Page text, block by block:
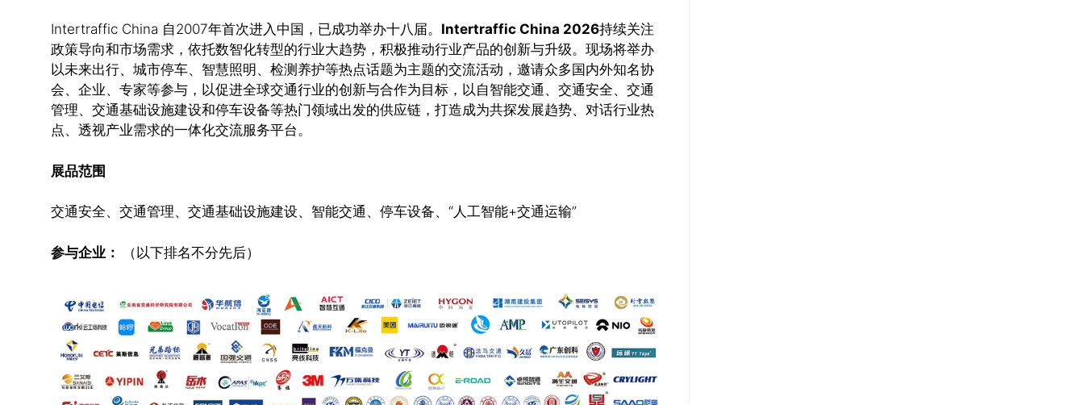
Intertraffic China 自2007年首次进入中国，已成功举办十八届。 Intertraffic China 2026持续关注
政策导向和市场需求，依托数智化转型的行业大趋势，积极推动行业产品的创新与升级。现场将举办
以未来出行、城市停车、智慧照明、检测养护等热点话题为主题的交流活动，邀请众多国内外知名协
会、企业、专家等参与，以促进全球交通行业的创新与合作为目标，以自智能交通、交通安全、交通
管理、交通基础设施建设和停车设备等热门领域出发的供应链，打造成为共探发展趋势、对话行业热
点、透视产业需求的一体化交流服务平台。
展品范围
交通安全、交通管理、交通基础设施建设、智能交通、停车设备、“人工智能+交通运输”
参与企业： （以下排名不分先后）